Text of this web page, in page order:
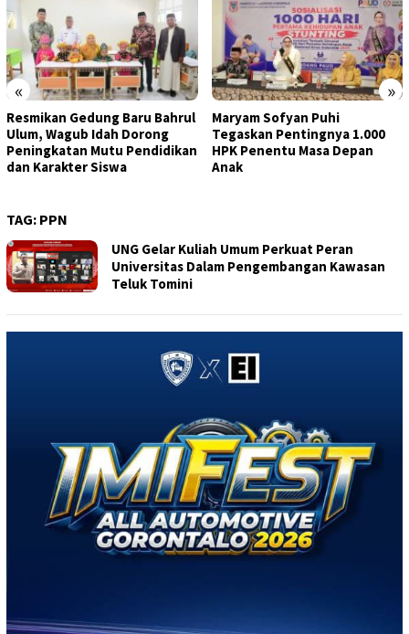
« »
Resmikan Gedung Baru Bahrul
Ulum, Wagub Idah Dorong
Peningkatan Mutu Pendidikan
dan Karakter Siswa
Maryam Sofyan Puhi
Tegaskan Pentingnya 1.000
HPK Penentu Masa Depan
Anak
TAG: PPN
UNG Gelar Kuliah Umum Perkuat Peran
Universitas Dalam Pengembangan Kawasan
Teluk Tomini